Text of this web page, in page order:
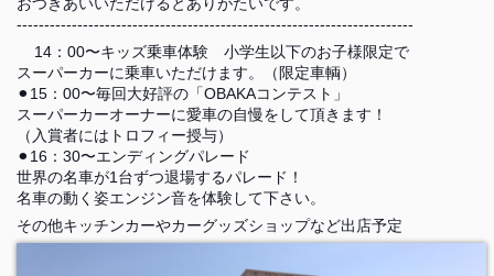
おつきあいいただけるとありがたいです。
------------------------------------------------------------------------
14：00〜キッズ乗車体験 小学生以下のお子様限定で
スーパーカーに乗車いただけます。（限定車輌）
⚫︎15：00〜毎回大好評の「OBAKAコンテスト」
スーパーカーオーナーに愛車の自慢をして頂きます！
（入賞者にはトロフィー授与）
⚫︎16：30〜エンディングパレード
世界の名車が1台ずつ退場するパレード！
名車の動く姿エンジン音を体験して下さい。
その他キッチンカーやカーグッズショップなど出店予定